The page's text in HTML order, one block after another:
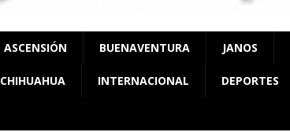
ASCENSIÓN BUENAVENTURA JANOS
CHIHUAHUA INTERNACIONAL DEPORTES